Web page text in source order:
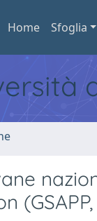
Home Sfoglia
(GSAPP,